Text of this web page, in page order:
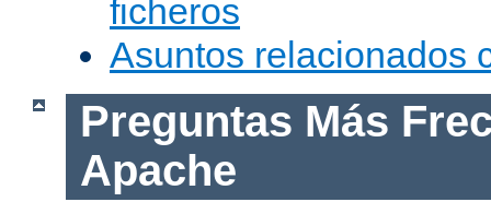
ficheros
Asuntos relacionados
Preguntas Más
Apache